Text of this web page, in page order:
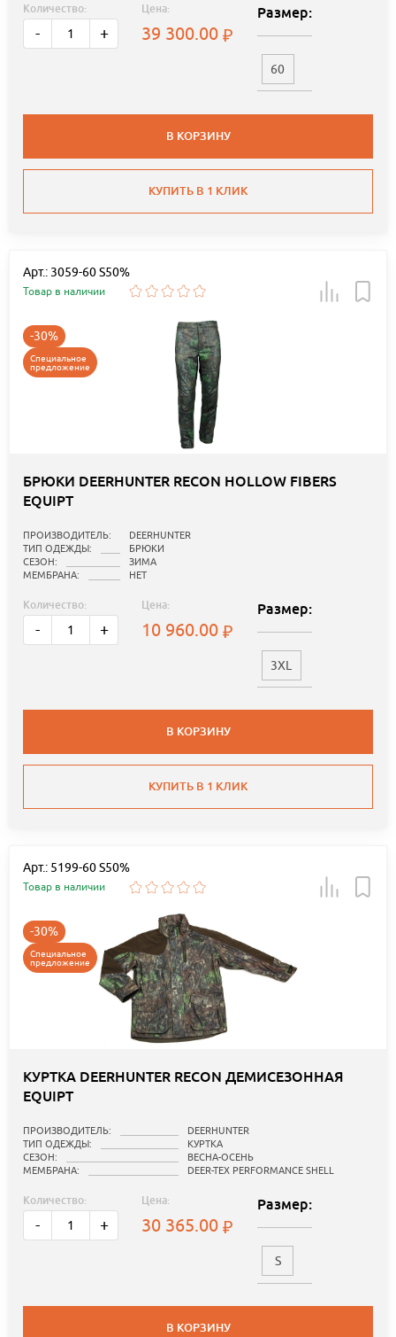
Количество:
- +
Цена:
39 300.00
Размер:
60
В КОРЗИНУ
КУПИТЬ В 1 КЛИК
Арт.: 3059-60 S50%
Товар в наличии
-30%
Специальное
предложение
БРЮКИ DEERHUNTER RECON HOLLOW FIBERS
EQUIPT
ПРОИЗВОДИТЕЛЬ:
DEERHUNTER
ТИП ОДЕЖДЫ:
БРЮКИ
СЕЗОН:
ЗИМА
МЕМБРАНА:
НЕТ
Количество:
- +
Цена:
10 960.00
Размер:
3XL
В КОРЗИНУ
КУПИТЬ В 1 КЛИК
Арт.: 5199-60 S50%
Товар в наличии
-30%
Специальное
предложение
КУРТКА DEERHUNTER RECON ДЕМИСЕЗОННАЯ
EQUIPT
ПРОИЗВОДИТЕЛЬ:
DEERHUNTER
ТИП ОДЕЖДЫ:
КУРТКА
СЕЗОН:
ВЕСНА-ОСЕНЬ
МЕМБРАНА:
DEER-TEX PERFORMANCE SHELL
Количество:
- +
Цена:
30 365.00
Размер:
S
В КОРЗИНУ